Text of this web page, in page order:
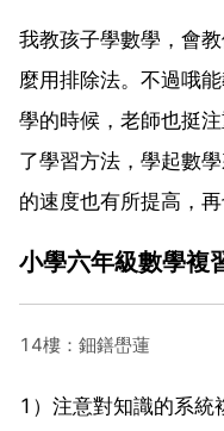
我教孩子學數學，會
麼用排除法。不過哦
學的時候，老師也挺
了學習方法，學起數
的速度也有所提高，
小學六年級數學複
14樓：鈿鐥嶨蓮
1）注意對知識的系統